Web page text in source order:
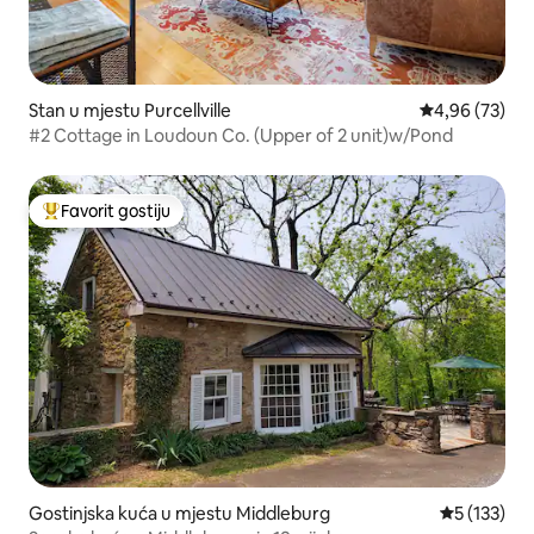
Stan u mjestu Purcellville Prosječna
4,96 (73)
#2 Cottage in Loudoun Co. (Upper of 2 unit)w/Pond
Glavni favorit gostiju
Favorit gostiju
Gostinjska kuća u mjestu Middleburg Prosječna
5 (133)